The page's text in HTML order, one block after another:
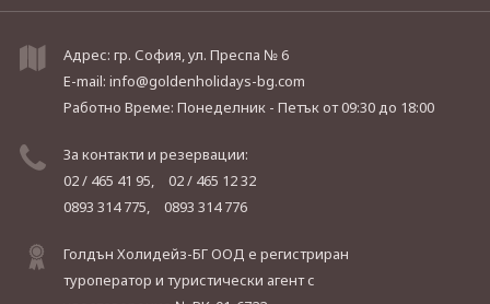
Адрес: гр. София, ул. Преспа № 6
E-mail: info@goldenholidays-bg.com
Работно Време: Понеделник - Петъкот 09:30 до 18:00
За контакти и резервации:
02 / 465 41 95,
02 / 465 12 32
0893 314 775,
0893 314 776
Голдън Холидейз-БГ ООД е регистриран
туроператор и туристически агент с